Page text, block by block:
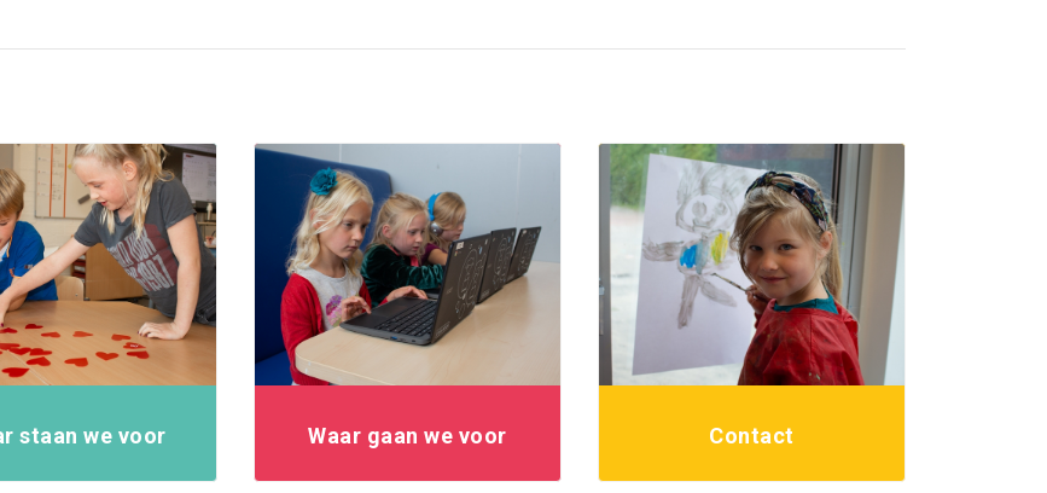
staan we voor Waar gaan we voor Contact